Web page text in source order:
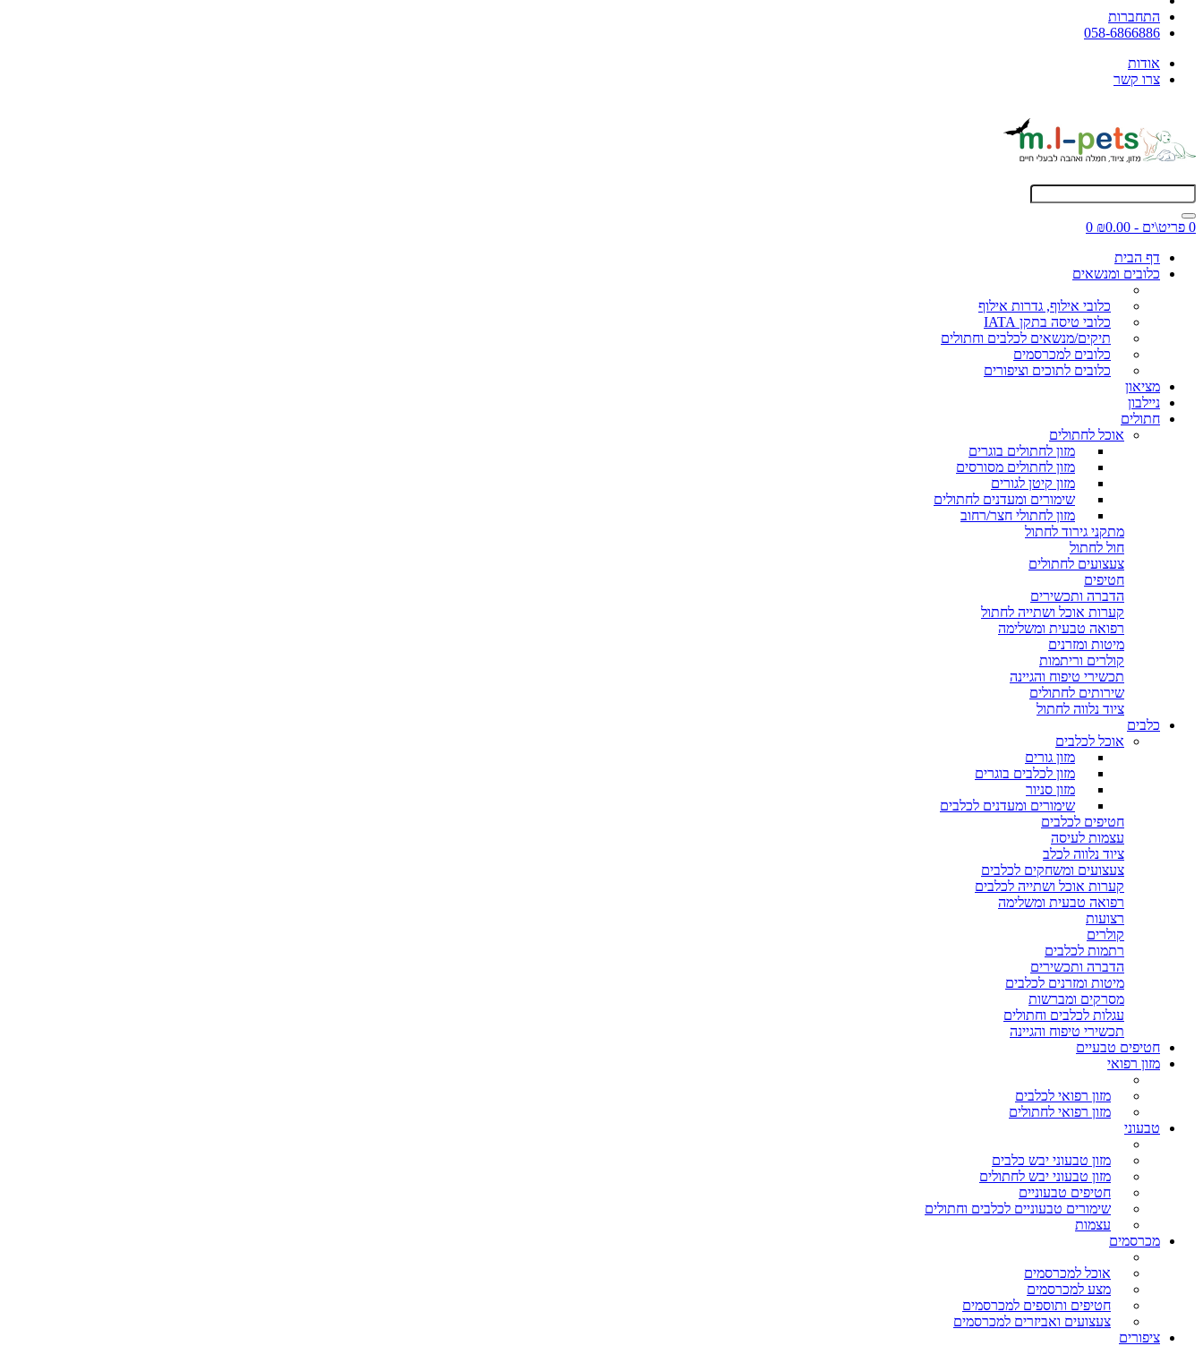
התחברות
058-6866886
אודות
צרו קשר
0 פריט\ים - ₪0.00
0
דף הבית
כלובים ומנשאים
כלובי אילוף, גדרות אילוף
כלובי טיסה בתקן IATA
תיקים/מנשאים לכלבים וחתולים
כלובים למכרסמים
כלובים לתוכים וציפורים
מציאון
ניילבון
חתולים
אוכל לחתולים
מזון לחתולים בוגרים
מזון לחתולים מסורסים
מזון קיטן לגורים
שימורים ומעדנים לחתולים
מזון לחתולי חצר/רחוב
מתקני גירוד לחתול
חול לחתול
צעצועים לחתולים
חטיפים
הדברה ותכשירים
קערות אוכל ושתייה לחתול
רפואה טבעית ומשלימה
מיטות ומזרנים
קולרים וריתמות
תכשירי טיפוח והגיינה
שירותים לחתולים
ציוד נלווה לחתול
כלבים
אוכל לכלבים
מזון גורים
מזון לכלבים בוגרים
מזון סניור
שימורים ומעדנים לכלבים
חטיפים לכלבים
עצמות לעיסה
ציוד נלווה לכלב
צעצועים ומשחקים לכלבים
קערות אוכל ושתייה לכלבים
רפואה טבעית ומשלימה
רצועות
קולרים
רתמות לכלבים
הדברה ותכשירים
מיטות ומזרנים לכלבים
מסרקים ומברשות
עגלות לכלבים וחתולים
תכשירי טיפוח והגיינה
חטיפים טבעיים
מזון רפואי
מזון רפואי לכלבים
מזון רפואי לחתולים
טבעוני
מזון טבעוני יבש כלבים
מזון טבעוני יבש לחתולים
חטיפים טבעוניים
שימורים טבעוניים לכלבים וחתולים
עצמות
מכרסמים
אוכל למכרסמים
מצע למכרסמים
חטיפים ותוספים למכרסמים
צעצועים ואביזרים למכרסמים
ציפורים